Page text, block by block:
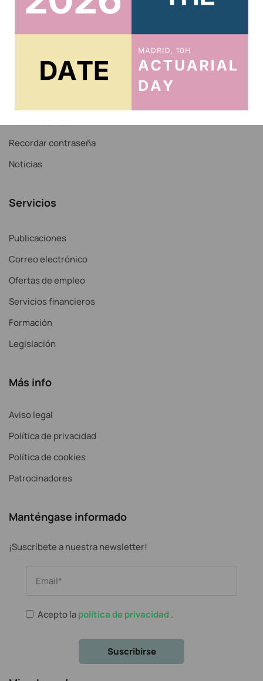
Acreditar CPD 2025
Recordar contraseña
Noticias
Servicios
Publicaciones
Correo electrónico
Ofertas de empleo
Servicios financieros
Formación
Legislación
Más info
Aviso legal
Política de privacidad
Política de cookies
Patrocinadores
Manténgase informado
¡Suscríbete a nuestra newsletter!
Acepto lapolítica de privacidad .